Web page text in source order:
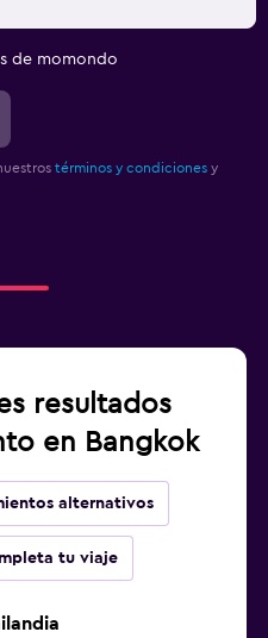
de momondo
términos y condiciones y
resultados
en Bangkok
alternativos
tu viaje